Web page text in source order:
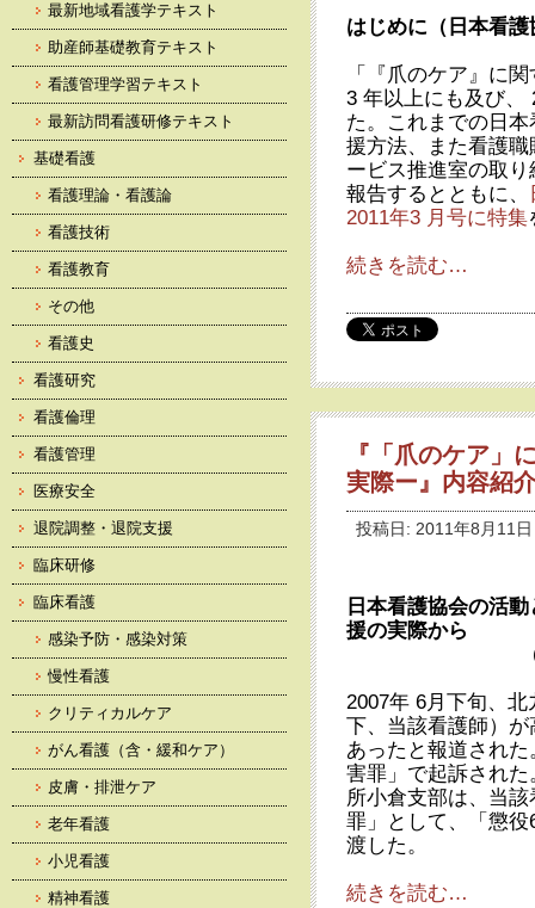
はじめに（日本看
「『爪のケア』に
3 年以上にも及び、
た。これまでの日
援方法、また看護
ービス推進室の取
報告するとともに、
2011年3 月号に特集
続きを読む…
『「爪のケア」
実際ー』内容紹
投稿日: 2011年8月11
日本看護協会の活
援の実際から
2007年 6月下旬、
下、当該看護師）
あったと報道され
害罪」で起訴され
所小倉支部は、当
罪」として、「懲
渡した。
続きを読む…
最新地域看護学テキスト
助産師基礎教育テキスト
看護管理学習テキスト
最新訪問看護研修テキスト
基礎看護
看護理論・看護論
看護技術
看護教育
その他
看護史
看護研究
看護倫理
看護管理
医療安全
退院調整・退院支援
臨床研修
臨床看護
感染予防・感染対策
慢性看護
クリティカルケア
がん看護（含・緩和ケア）
皮膚・排泄ケア
老年看護
小児看護
精神看護